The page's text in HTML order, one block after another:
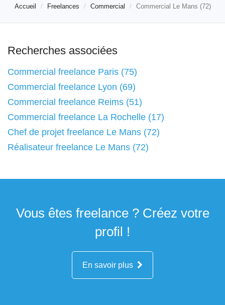
Accueil Freelances Commercial Commercial Le Mans (72)
Recherches associées
Commercial freelance Paris (75)
Commercial freelance Lyon (69)
Commercial freelance Reims (51)
Commercial freelance La Rochelle (17)
Chef de projet freelance Le Mans (72)
Réalisateur freelance Le Mans (72)
Vous êtes freelance ? Créez votre
profil !
En savoir plus